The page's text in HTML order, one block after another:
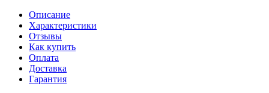
Описание
Характеристики
Отзывы
Как купить
Оплата
Доставка
Гарантия